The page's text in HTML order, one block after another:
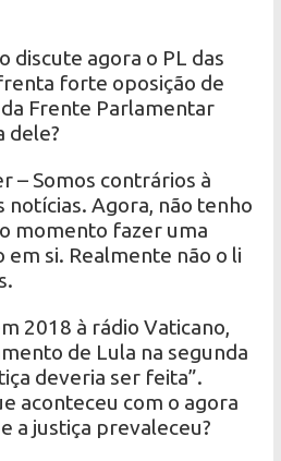
discute agora o PL das
forte oposição de
Frente Parlamentar
dele?
– Somos contrários à
notícias. Agora, não tenho
momento fazer uma
si. Realmente não o li
2018 à rádio Vaticano,
de Lula na segunda
deveria ser feita”.
aconteceu com o agora
a justiça prevaleceu?